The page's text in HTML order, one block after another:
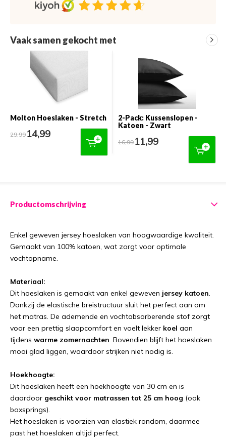
Vaak samen gekocht met
Molton Hoeslaken - Stretch
29,9914,99
2-Pack: Kussenslopen -
Katoen - Zwart
16,9911,99
Productomschrijving
Enkel geweven jersey hoeslaken van hoogwaardige kwaliteit.
Gemaakt van 100% katoen, wat zorgt voor optimale
vochtopname.
Materiaal:
Dit hoeslaken is gemaakt van enkel geweven jersey katoen.
Dankzij de elastische breistructuur sluit het perfect aan om
het matras. De ademende en vochtabsorberende stof zorgt
voor een prettig slaapcomfort en voelt lekker koel aan
tijdens warme zomernachten. Bovendien blijft het hoeslaken
mooi glad liggen, waardoor strijken niet nodig is.
Hoekhoogte:
Dit hoeslaken heeft een hoekhoogte van 30 cm en is
daardoor geschikt voor matrassen tot 25 cm hoog (ook
boxsprings).
Het hoeslaken is voorzien van elastiek rondom, daarmee
past het hoeslaken altijd perfect.